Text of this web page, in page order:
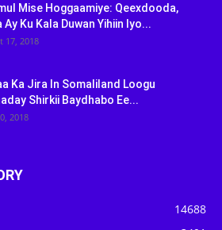
Mise Hoggaamiye: Qeexdooda,
Ay Ku Kala Duwan Yihiin Iyo...
17, 2018
Ka Jira In Somaliland Loogu
Shirkii Baydhabo Ee...
2018
14688